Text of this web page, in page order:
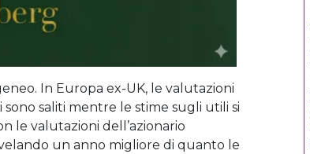
In Europa ex-UK, le valutazioni
saliti mentre le stime sugli utili si
le valutazioni dell’azionario
un anno migliore di quanto le